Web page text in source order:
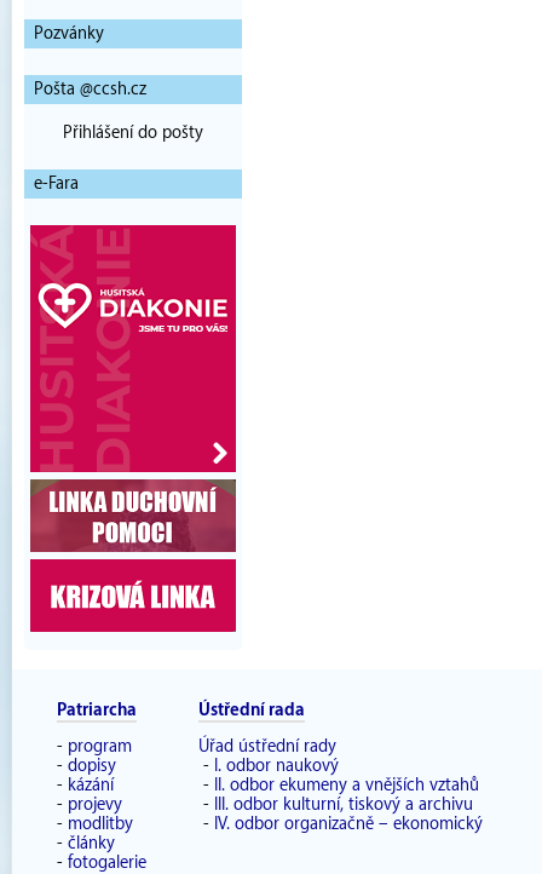
Pozvánky
Pošta @ccsh.cz
Přihlášení do pošty
e-Fara
Patriarcha
- program
- dopisy
- kázání
- projevy
- modlitby
- články
- fotogalerie
Ústřední rada
Úřad ústřední rady
- I. odbor naukový
-
II. odbor ekumeny a vnějších vztahů
-
III. odbor kulturní, tiskový a archivu
- IV. odbor organizačně – ekonomický